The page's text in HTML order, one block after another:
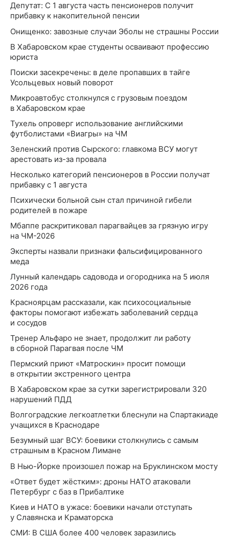
Депутат: С 1 августа часть пенсионеров получит
прибавку к накопительной пенсии
Онищенко: завозные случаи Эболы не страшны России
В Хабаровском крае студенты осваивают профессию
юриста
Поиски засекречены: в деле пропавших в тайге
Усольцевых новый поворот
Микроавтобус столкнулся с грузовым поездом
в Хабаровском крае
Тухель опроверг использование английскими
футболистами «Виагры» на ЧМ
Зеленский против Сырского: главкома ВСУ могут
арестовать из-за провала
Несколько категорий пенсионеров в России получат
прибавку с 1 августа
Психически больной сын стал причиной гибели
родителей в пожаре
Мбаппе раскритиковал парагвайцев за грязную игру
на ЧМ-2026
Эксперты назвали признаки фальсифицированного
меда
Лунный календарь садовода и огородника на 5 июля
2026 года
Красноярцам рассказали, как психосоциальные
факторы помогают избежать заболеваний сердца
и сосудов
Тренер Альфаро не знает, продолжит ли работу
в сборной Парагвая после ЧМ
Пермский приют «Матроскин» просит помощи
в открытии экстренного центра
В Хабаровском крае за сутки зарегистрировали 320
нарушений ПДД
Волгоградские легкоатлетки блеснули на Спартакиаде
учащихся в Краснодаре
Безумный шаг ВСУ: боевики столкнулись с самым
страшным в Красном Лимане
В Нью-Йорке произошел пожар на Бруклинском мосту
«Ответ будет жёстким»: дроны НАТО атаковали
Петербург с баз в Прибалтике
Киев и НАТО в ужасе: боевики начали отступать
у Славянска и Краматорска
СМИ: В США более 400 человек заразились